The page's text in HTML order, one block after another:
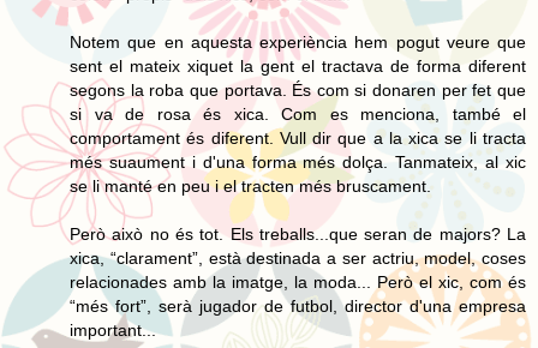
Notem que en aquesta experiència hem pogut veure que
sent el mateix xiquet la gent el tractava de forma diferent
segons la roba que portava. És com si donaren per fet que
si va de rosa és xica. Com es menciona, també el
comportament és diferent. Vull dir que a la xica se li tracta
més suaument i d'una forma més dolça. Tanmateix, al xic
se li manté en peu i el tracten més bruscament.
Però això no és tot. Els treballs...que seran de majors? La
xica, “clarament”, està destinada a ser actriu, model, coses
relacionades amb la imatge, la moda... Però el xic, com és
“més fort”, serà jugador de futbol, director d'una empresa
important...